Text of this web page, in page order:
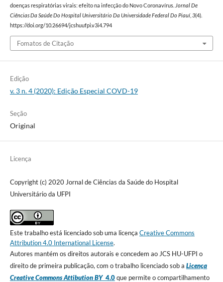
doenças respiratórias virais: efeito na infecção do Novo Coronavírus. Jornal De
Ciências Da Saúde Do Hospital Universitário Da Universidade Federal Do Piauí, 3(4).
https://doi.org/10.26694/jcshuufpi.v3i4.794
Fomatos de Citação
Edição
v. 3 n. 4 (2020): Edição Especial COVD-19
Seção
Original
Licença
Copyright (c) 2020 Jornal de Ciências da Saúde do Hospital
Universitário da UFPI
Este trabalho está licenciado sob uma licença Creative Commons
Attribution 4.0 International License.
Autores mantém os direitos autorais e concedem ao JCS HU-UFPI o
direito de primeira publicação, com o trabalho licenciado sob a Licença
Creative Commons Attibution BY4.0que permite o compartilhamento